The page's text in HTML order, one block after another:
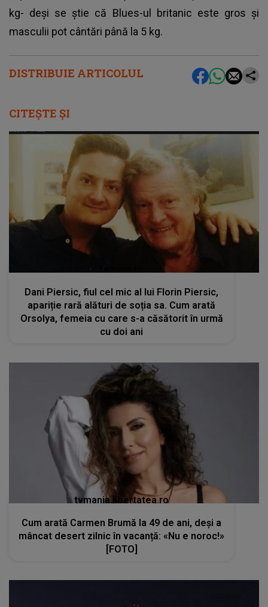
DISTRIBUIE ARTICOLUL
kg- deși se știe că Blues-ul britanic este gros și
masculii pot cântări până la 5 kg.
CITEȘTE ȘI
Dani Piersic, fiul cel mic al lui Florin Piersic,
apariție rară alături de soția sa. Cum arată
Orsolya, femeia cu care s-a căsătorit în urmă
cu doi ani
tvmania.libertatea.ro
Cum arată Carmen Brumă la 49 de ani, deși a
mâncat desert zilnic în vacanță: «Nu e noroc!»
[FOTO]